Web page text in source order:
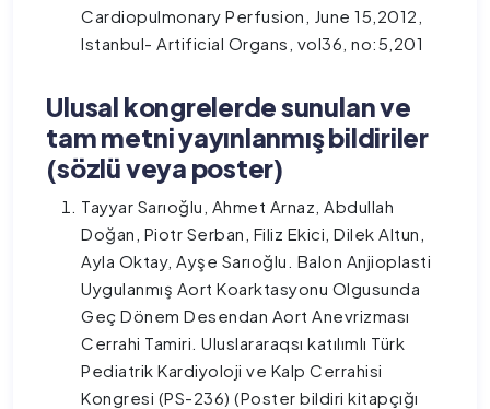
Cardiopulmonary Perfusion, June 15,2012,
Istanbul- Artificial Organs, vol36, no:5,201
Ulusal kongrelerde sunulan ve
tam metni yayınlanmış bildiriler
(sözlü veya poster)
Tayyar Sarıoğlu, Ahmet Arnaz, Abdullah
Doğan, Piotr Serban, Filiz Ekici, Dilek Altun,
Ayla Oktay, Ayşe Sarıoğlu. Balon Anjioplasti
Uygulanmış Aort Koarktasyonu Olgusunda
Geç Dönem Desendan Aort Anevrizması
Cerrahi Tamiri. Uluslararaqsı katılımlı Türk
Pediatrik Kardiyoloji ve Kalp Cerrahisi
Kongresi (PS-236) (Poster bildiri kitapçığı